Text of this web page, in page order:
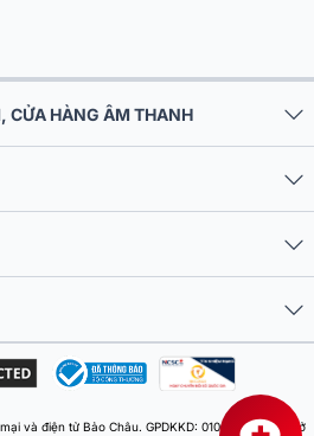
CỬA HÀNG ÂM THANH